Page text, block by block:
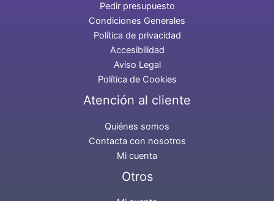
Pedir presupuesto
Condiciones Generales
Política de privacidad
Accesibilidad
Aviso Legal
Política de Cookies
Atención al cliente
Quiénes somos
Contacta con nosotros
Mi cuenta
Otros